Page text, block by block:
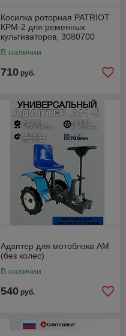
Косилка роторная PATRIOT
КРМ-2 для ременных
культиваторов, 3080700
В наличии
710 руб.
Адаптер для мотоблока АМ
(без колес)
В наличии
540 руб.